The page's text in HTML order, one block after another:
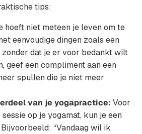
tips:
hoeft niet meteen je leven om te
eenvoudige dingen zoals een
dat je er voor bedankt wilt
geef een compliment aan een
spullen die je niet meer
van je yogapractice: Voor
op je yogamat, kun je een
“Vandaag wil ik